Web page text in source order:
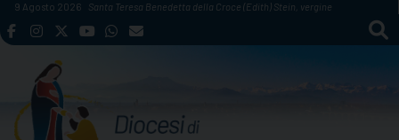
Skip
to
9 Agosto 2026 Santa Teresa Benedetta della Croce (Edith) Stein, vergine